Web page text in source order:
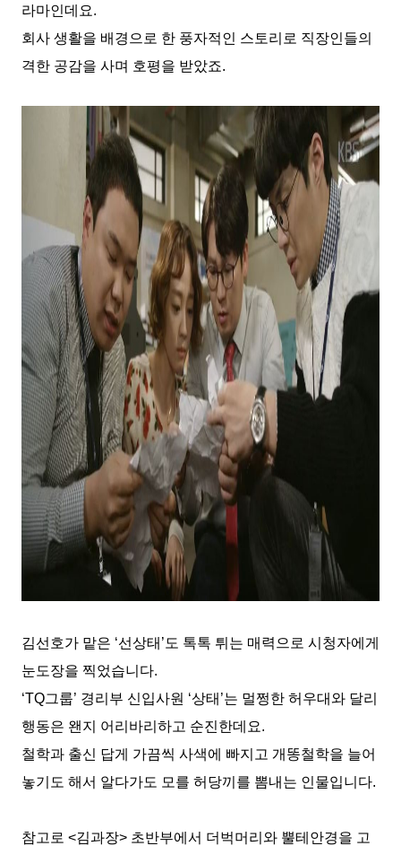
라마인데요.
회사 생활을 배경으로 한 풍자적인 스토리로 직장인들의
격한 공감을 사며 호평을 받았죠.
김선호가 맡은 ‘선상태 ’도 톡톡 튀는 매력으로 시청자에게
눈도장을 찍었습니다.
‘TQ그룹’ 경리부 신입사원 ‘상태 ’는 멀쩡한 허우대와 달리
행동은 왠지 어리바리하고 순진한데요.
철학과 출신 답게 가끔씩 사색에 빠지고 개똥철학을 늘어
놓기도 해서 알다가도 모를 허당끼를 뽐내는 인물입니다.
참고로 <김과장> 초반부에서 더벅머리와 뿔테안경을 고